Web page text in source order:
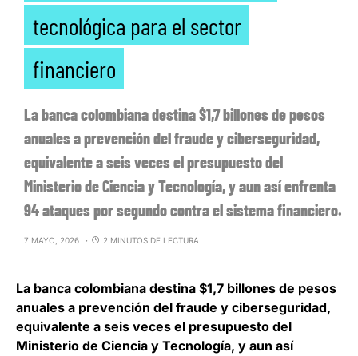
tecnológica para el sector
financiero
La banca colombiana destina $1,7 billones de pesos
anuales a prevención del fraude y ciberseguridad,
equivalente a seis veces el presupuesto del
Ministerio de Ciencia y Tecnología, y aun así enfrenta
94 ataques por segundo contra el sistema financiero.
7 MAYO, 2026 2 MINUTOS DE LECTURA
La banca colombiana destina $1,7 billones de pesos
anuales a prevención del fraude y ciberseguridad,
equivalente a seis veces el presupuesto del
Ministerio de Ciencia y Tecnología, y aun así